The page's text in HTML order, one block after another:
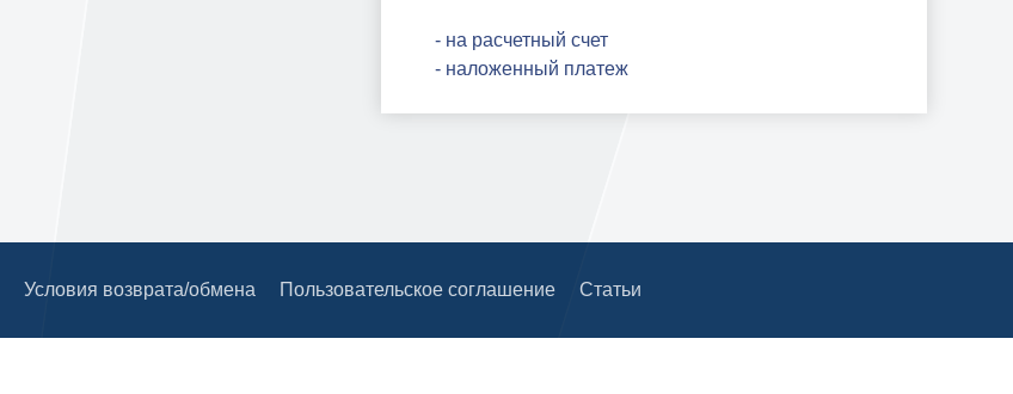
- на расчетный счет
- наложенный платеж
Условия возврата/обмена Пользовательское соглашение Статьи